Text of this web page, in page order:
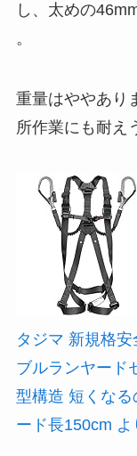
し、太めの
。
重量はややあり
所作業にも耐え
タジマ 新規格
ブルランヤード
型構造 短くな
ード長150cm